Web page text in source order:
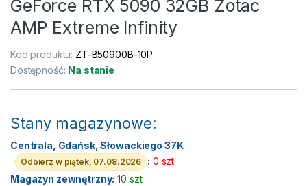
GeForce RTX 5090 32GB Zotac
AMP Extreme Infinity
Kod produktu: ZT-B50900B-10P
Dostępność: Na stanie
Stany magazynowe:
Centrala, Gdańsk, Słowackiego 37K
Odbierz w piątek, 07.08.2026 : 0 szt.
Magazyn zewnętrzny: 10 szt.